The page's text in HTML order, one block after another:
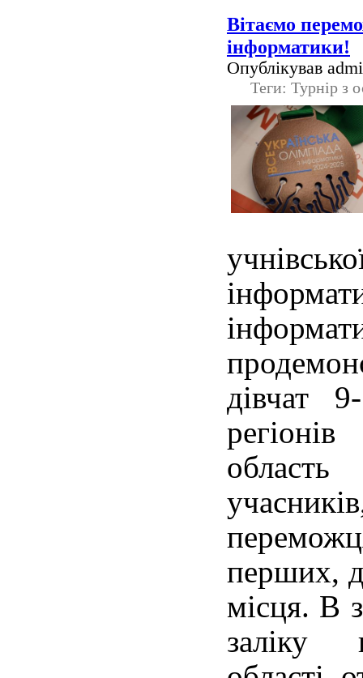
Вітаємо
інформатики!
Опублікував
Теги: Турнір з
дівчат
перших,
місця. В
заліку